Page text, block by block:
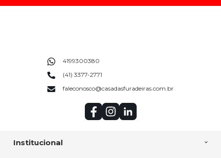
Institucional
4199300380
(41) 3377-2771
faleconosco@casadasfuradeiras.com.br